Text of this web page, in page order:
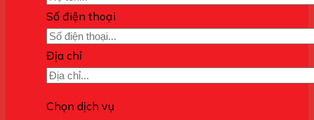
Số điện thoại
Địa chỉ
Chọn dịch vụ